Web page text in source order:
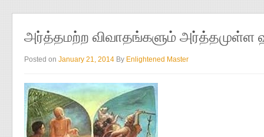
அர்த்தமற்ற விவாதங்களும் அர்த்தமுள்ள
Posted on January 21, 2014 By Enlightened Master